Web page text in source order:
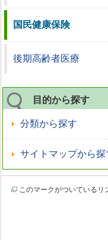
国民健康保険
後期高齢者医療
目的から探す
分類から探す
サイトマップから探
このマークがついている